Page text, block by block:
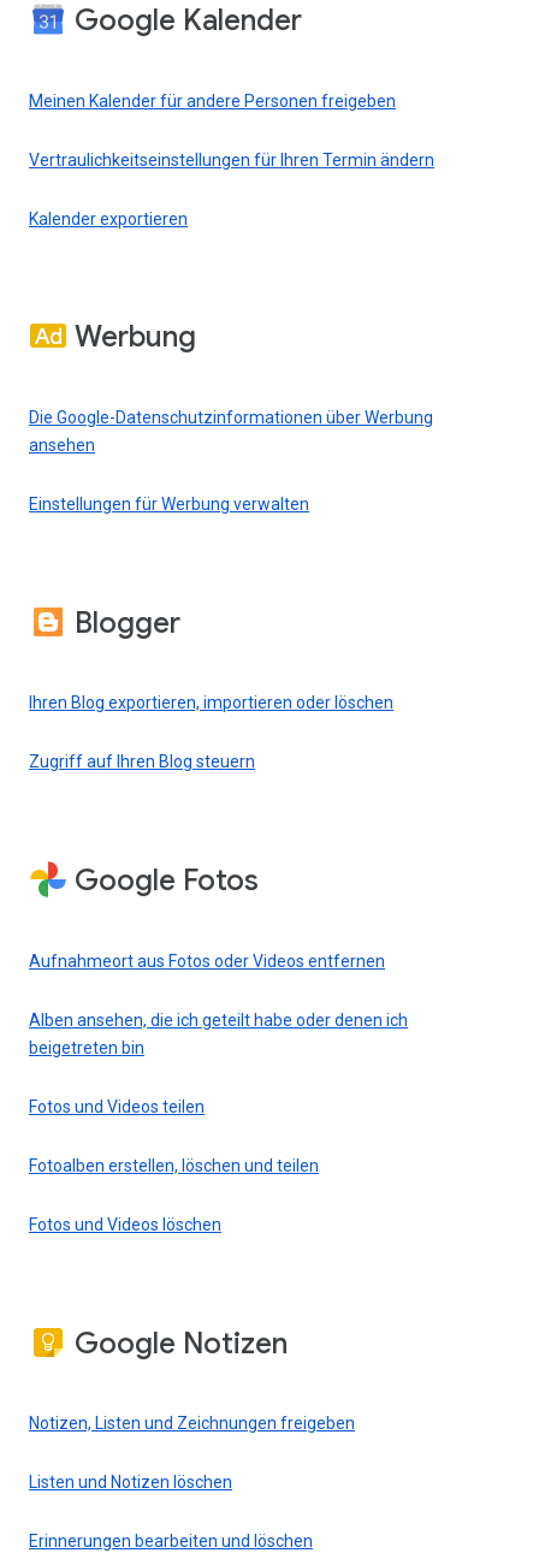
Google Kalender
Meinen Kalender für andere Personen freigeben
Vertraulichkeitseinstellungen für Ihren Termin ändern
Kalender exportieren
Werbung
Die Google-Datenschutzinformationen über Werbung
ansehen
Einstellungen für Werbung verwalten
Blogger
Ihren Blog exportieren, importieren oder löschen
Zugriff auf Ihren Blog steuern
Google Fotos
Aufnahmeort aus Fotos oder Videos entfernen
Alben ansehen, die ich geteilt habe oder denen ich
beigetreten bin
Fotos und Videos teilen
Fotoalben erstellen, löschen und teilen
Fotos und Videos löschen
Google Notizen
Notizen, Listen und Zeichnungen freigeben
Listen und Notizen löschen
Erinnerungen bearbeiten und löschen